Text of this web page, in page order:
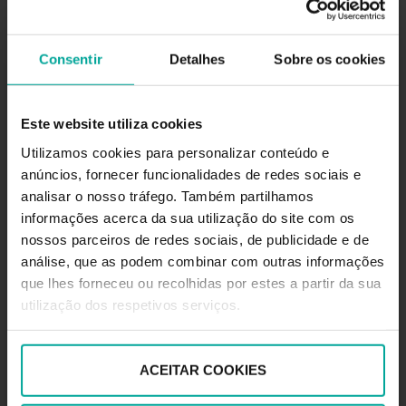
Consentir Detalhes Sobre os cookies
Este website utiliza cookies
Utilizamos cookies para personalizar conteúdo e
anúncios, fornecer funcionalidades de redes sociais e
analisar o nosso tráfego. Também partilhamos
informações acerca da sua utilização do site com os
nossos parceiros de redes sociais, de publicidade e de
análise, que as podem combinar com outras informações
que lhes forneceu ou recolhidas por estes a partir da sua
utilização dos respetivos serviços.
ACEITAR COOKIES
DESCRIÇÃO
Se visita a cidade de Matosinhos, além de passear
pela parte antiga, não pode deixar de visitar a zona
portuária. O porto de Leixões encontra-se entre a
Praia de Matosinhos e a de Leça da Palmeira. Se
passar pelo porto de Matosinhos, poderá
aproveitar os negócios locais, e irá encontrar uma
obra arquitetónica de nome Forte da Nossa
Senhora das Neves, e o Jardim Senhor do Padrão. É
parte da cidade. Por isso, recomendamos que visite
a costa de Matosinhos aproveitando para deixar o